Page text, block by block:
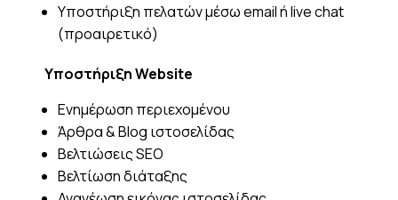
Υποστήριξη πελατών μέσω email ή live chat
(προαιρετικό)
Υποστήριξη Website
Ενημέρωση περιεχομένου
Άρθρα & Blog ιστοσελίδας
Βελτιώσεις SEO
Βελτίωση διάταξης